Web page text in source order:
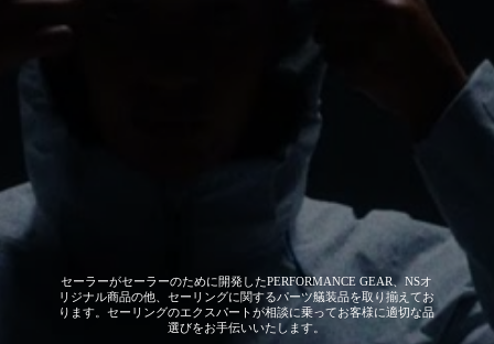
セーラーがセーラーのために開発したPERFORMANCE GEAR、NSオ
リジナル商品の他、セーリングに関するパーツ艤装品を取り揃えてお
ります。セーリングのエクスパートが相談に乗ってお客様に適切な品
選びをお手伝いいたします。